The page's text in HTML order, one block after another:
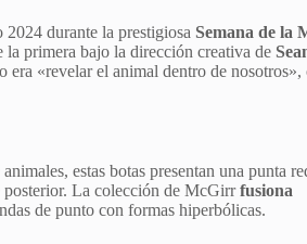
durante la prestigiosa Semana de la
primera bajo la dirección creativa de
«revelar el animal dentro de nosotros»,
estas botas presentan una punta
posterior. La colección de McGirrfusiona
de punto con formas hiperbólicas.